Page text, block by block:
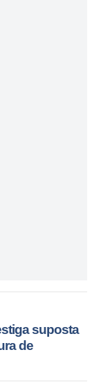
suposta
de